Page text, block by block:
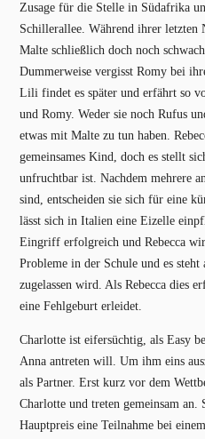
Zusage für die Stelle in Südafrika
Schillerallee. Während ihrer letzten
Malte schließlich doch noch
Dummerweise vergisst Romy bei
Lili findet es später und erfährt so
und Romy. Weder sie noch Rufus
etwas mit Malte zu tun haben.
gemeinsames Kind, doch es stellt
unfruchtbar ist. Nachdem mehrere
sind, entscheiden sie sich für eine
lässt sich in Italien eine Eizelle
Eingriff erfolgreich und Rebecca
Probleme in der Schule und es
zugelassen wird. Als Rebecca dies
eine Fehlgeburt erleidet.
Charlotte ist eifersüchtig, als Easy
Anna antreten will. Um ihm eins
als Partner. Erst kurz vor dem
Charlotte und treten gemeinsam an.
Hauptpreis eine Teilnahme bei